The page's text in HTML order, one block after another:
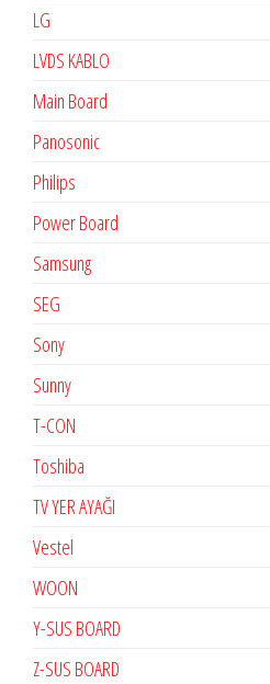
LG
LVDS KABLO
Main Board
Panosonic
Philips
Power Board
Samsung
SEG
Sony
Sunny
T-CON
Toshiba
TV YER AYAĞI
Vestel
WOON
Y-SUS BOARD
Z-SUS BOARD